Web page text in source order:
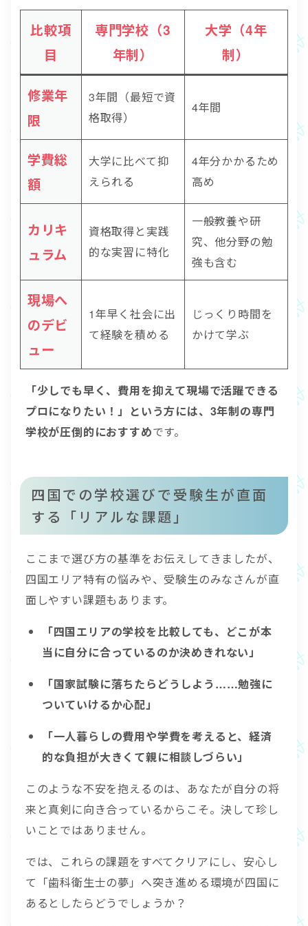
比較項
目
専門学校（3
年制）
大学（4年
制）
修業年
限
3年間（最短で資
格取得）
4年間
学費総
額
大学に比べて抑
えられる
4年分かかるため
高め
カリキ
ュラム
資格取得と実践
的な実習に特化
一般教養や研
究、他分野の勉
強も含む
現場へ
のデビ
ュー
1年早く社会に出
て経験を積める
じっくり時間を
かけて学ぶ
「少しでも早く、費用を抑えて現場で活躍できる
プロになりたい！」という方には、3年制の専門
学校が圧倒的におすすめです。
四国での学校選びで受験生が直面
する「リアルな課題」
ここまで選び方の基準をお伝えしてきましたが、
四国エリア特有の悩みや、受験生のみなさんが直
面しやすい課題もあります。
「四国エリアの学校を比較しても、どこが本
当に自分に合っているのか決めきれない」
「国家試験に落ちたらどうしよう……勉強に
ついていけるか心配」
「一人暮らしの費用や学費を考えると、経済
的な負担が大きくて親に相談しづらい」
このような不安を抱えるのは、あなたが自分の将
来と真剣に向き合っているからこそ。決して珍し
いことではありません。
では、これらの課題をすべてクリアにし、安心し
て「歯科衛生士の夢」へ突き進める環境が四国に
あるとしたらどうでしょうか？